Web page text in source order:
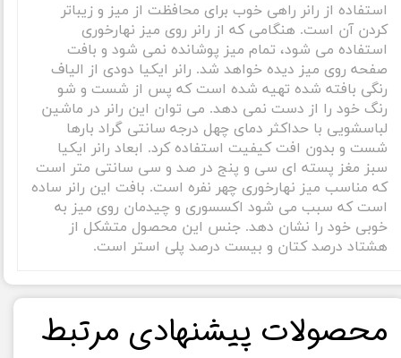
استفاده از رانر راهی خوب برای محافظت از میز و زیباتر
کردن آن است. هنگامی که از رانر روی میز نهارخوری
استفاده می شود، تمام میز پوشانده نمی شود و بافت
صفحه روی میز دیده خواهد شد. رانر ایکیا دودی از الیاف
رنگی بافته شده تهیه شده است که پس از شست و شو
رنگ خود را از دست نمی دهد. می توان این رانر در ماشین
لباسشویی با حداکثر دمای چهل درجه سانتی گراد بارها
شست و بدون افت کیفیت استفاده کرد. ابعاد رانر ایکیا
سبز مغز پسته ای سی و پنج در صد و سی سانتی متر است
که مناسب میز نهارخوری چهر نفره است. بافت این رانر ساده
است که سبب می شود اکسسوری و چیدمان روی میز به
خوبی خود را نشان دهد. جنس این محصول متشکل از
هشتاد درصد کتان و بیست درصد پلی استر است.
​محصولات پیشنهادی مرتبط​​​​​​​